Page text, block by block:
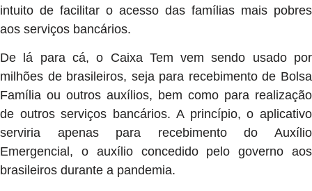
intuito de facilitar o acesso das famílias mais pobres
aos serviços bancários.
De lá para cá, o Caixa Tem vem sendo usado por
milhões de brasileiros, seja para recebimento de Bolsa
Família ou outros auxílios, bem como para realização
de outros serviços bancários. A princípio, o aplicativo
serviria apenas para recebimento do Auxílio
Emergencial, o auxílio concedido pelo governo aos
brasileiros durante a pandemia.